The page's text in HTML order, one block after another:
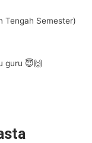
Tengah Semester)
guru 😇🙌